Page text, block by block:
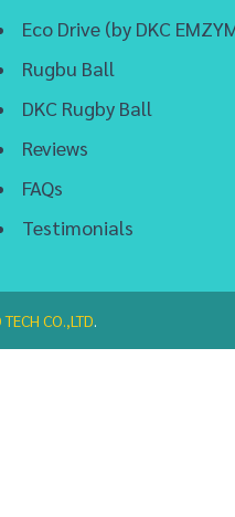
Eco Drive (by DKC
Rugbu Ball
DKC Rugby Ball
Reviews
FAQs
Testimonials
CO.,LTD.